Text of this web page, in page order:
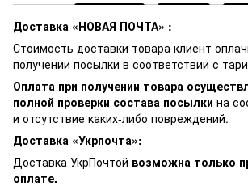
Доставка «НОВАЯ ПОЧТА» :
Стоимость доставки товара клиент
получении посылки в соответствии с
Оплата при получении товара
полной проверки состава посылки на
и отсутствие каких-либо повреждений.
Доставка «Укрпочта»:
Доставка УкрПочтой возможна только
оплате.